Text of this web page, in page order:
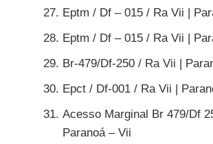
Eptm / Df – 015 / Ra Vii |
Eptm / Df – 015 / Ra Vii |
Br-479/Df-250 / Ra Vii |
Epct / Df-001 / Ra Vii |
Acesso Marginal Br 479/Df
Paranoá – Vii